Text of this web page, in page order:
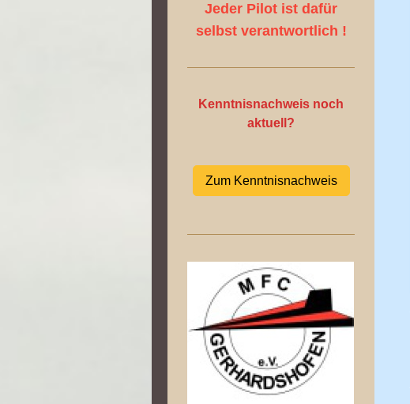
Jeder Pilot ist dafür
selbst verantwortlich !
Kenntnisnachweis noch
aktuell?
Zum Kenntnisnachweis